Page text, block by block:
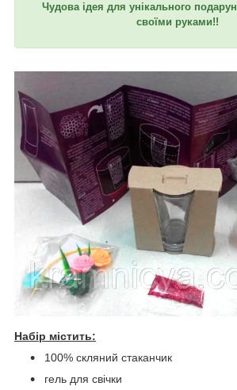
Чудова ідея для унікального
своїми руками!!
Набір містить:
100% скляний стаканчик
гель для свічки